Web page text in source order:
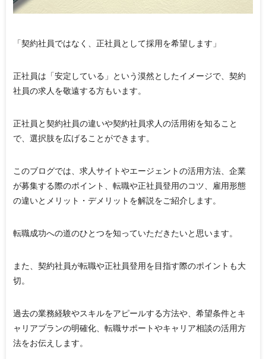
「契約社員ではなく、正社員として採用を希望します」
正社員は「安定している」という漠然としたイメージで、契約
社員の求人を敬遠する方もいます。
正社員と契約社員の違いや契約社員求人の活用術を知ること
で、選択肢を広げることができます。
このブログでは、求人サイトやエージェントの活用方法、企業
が募集する際のポイント、転職や正社員登用のコツ、雇用形態
の違いとメリット・デメリットを解説をご紹介します。
転職成功への道のひとつを知っていただきたいと思います。
また、契約社員が転職や正社員登用を目指す際のポイントも大
切。
過去の業務経験やスキルをアピールする方法や、希望条件とキ
ャリアプランの明確化、転職サポートやキャリア相談の活用方
法をお伝えします。